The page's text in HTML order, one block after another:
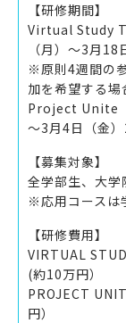
【研修期間】
Virtual Study
（月）～3月
※原則4週間の
加を希望する場
Project Unite
～3月4日（金
【募集対象】
全学部生、大学
※応用コースは
【研修費用】
VIRTUAL
(約10万円）
PROJECT
円）